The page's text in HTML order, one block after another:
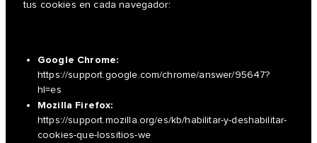
tus cookies en cada navegador:
Google Chrome:
https://support.google.com/chrome/answer/95647?
hl=es
Mozilla Firefox:
https://support.mozilla.org/es/kb/habilitar-y-deshabilitar-
cookies-que-lossitios-we